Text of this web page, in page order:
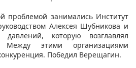
проблемой занимались Институт
Алексея Шубникова и
давлений, которую возглавлял
этими организациями
Победил Верещагин.